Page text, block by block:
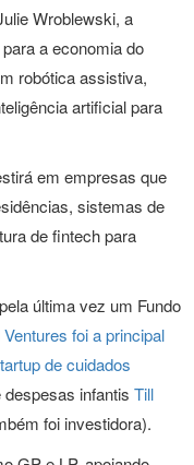
Wroblewski, a
a economia do
robótica assistiva,
artificial para
em empresas que
sistemas de
de fintech para
última vez um Fundo
foi a principal
de cuidados
infantis Till
foi investidora).